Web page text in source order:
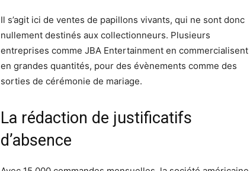
Il s’agit ici de ventes de papillons vivants, qui ne sont donc
nullement destinés aux collectionneurs. Plusieurs
entreprises comme JBA Entertainment en commercialisent
en grandes quantités, pour des évènements comme des
sorties de cérémonie de mariage.
La rédaction de justificatifs
d’absence